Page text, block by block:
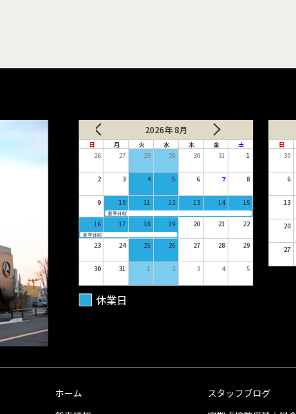
2026年 8月
日 月 火 水 木 金 土
26 27 28 29 30 31 1
2 3 4 5 6 7 8
9 10 11 12 13 14 15
夏季休暇
16 17 18 19 20 21 22
夏季休暇
23 24 25 26 27 28 29
30 31 1 2 3 4 5
日
30
6
13
20
27
休業日
ホーム
スタッフブログ